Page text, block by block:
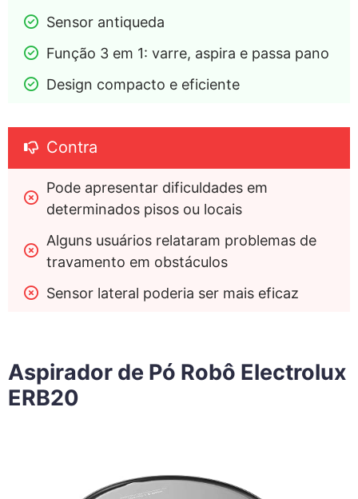
Sensor antiqueda
Função 3 em 1: varre, aspira e passa pano
Design compacto e eficiente
Contra
Pode apresentar dificuldades em
determinados pisos ou locais
Alguns usuários relataram problemas de
travamento em obstáculos
Sensor lateral poderia ser mais eficaz
Aspirador de Pó Robô Electrolux
ERB20